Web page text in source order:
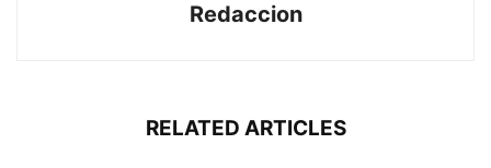
Redaccion
RELATED ARTICLES